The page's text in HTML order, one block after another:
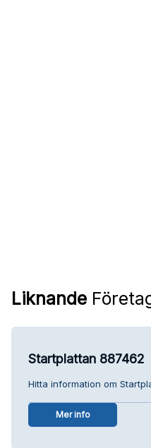
Liknande
Startplattan 887462
Hitta information om
Mer info